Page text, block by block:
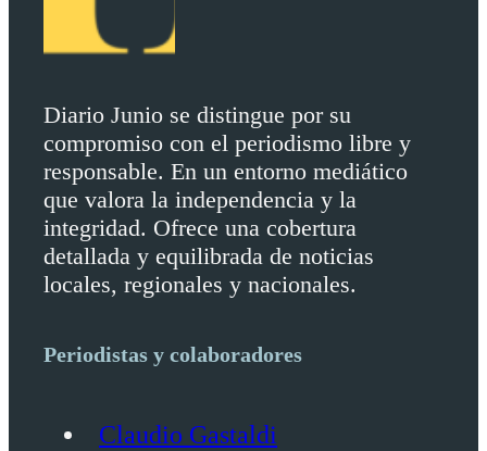
Diario Junio se distingue por su
compromiso con el periodismo libre y
responsable. En un entorno mediático
que valora la independencia y la
integridad. Ofrece una cobertura
detallada y equilibrada de noticias
locales, regionales y nacionales.
Periodistas y colaboradores
Claudio Gastaldi